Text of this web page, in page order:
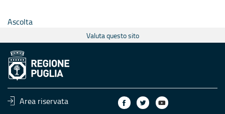
Ascolta
Valuta questo sito
Area riservata